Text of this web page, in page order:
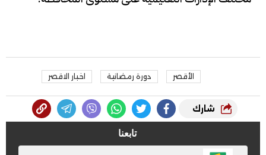
الأقصر دورة رمضانية اخبار الاقصر
شارك
تابعنا